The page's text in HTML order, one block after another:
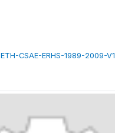
ETH-CSAE-ERHS-1989-2009-V1